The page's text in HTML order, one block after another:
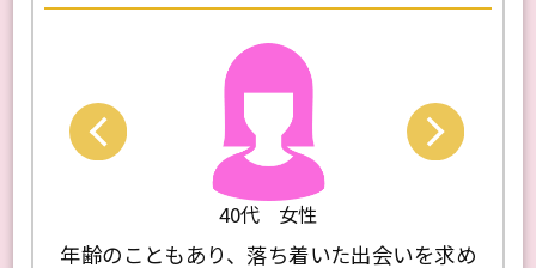
華の会メールを利用したユーザーの体験談
女性 40代 男性